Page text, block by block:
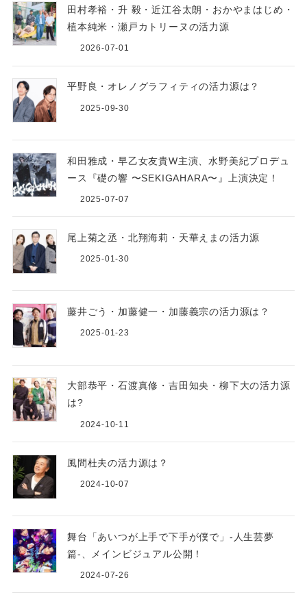
田村孝裕・升 毅・近江谷太朗・おかやまはじめ・
植本純米・瀬戸カトリーヌの活力源
2026-07-01
平野良・オレノグラフィティの活力源は？
2025-09-30
和田雅成・早乙女友貴W主演、水野美紀プロデュ
ース『礎の響 〜SEKIGAHARA〜』上演決定！
2025-07-07
尾上菊之丞・北翔海莉・天華えまの活力源
2025-01-30
藤井ごう・加藤健一・加藤義宗の活力源は？
2025-01-23
大部恭平・石渡真修・吉田知央・柳下大の活力源
は?
2024-10-11
風間杜夫の活力源は？
2024-10-07
舞台「あいつが上手で下手が僕で」-人生芸夢
篇-、メインビジュアル公開！
2024-07-26